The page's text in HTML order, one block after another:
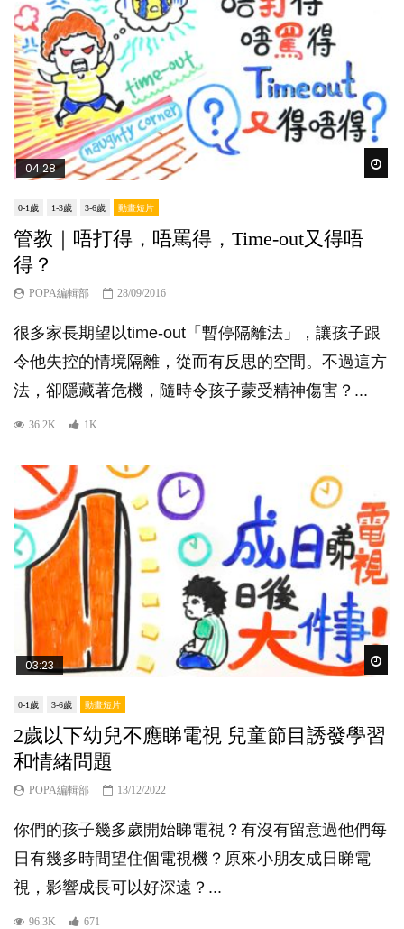
04:28
0-1歲 1-3歲 3-6歲 動畫短片
管教｜唔打得，唔罵得，Time-out又得唔
得？
POPA編輯部 28/09/2016
很多家長期望以time-out「暫停隔離法」，讓孩子跟
令他失控的情境隔離，從而有反思的空間。不過這方
法，卻隱藏著危機，隨時令孩子蒙受精神傷害？...
36.2K 1K
03:23
0-1歲 3-6歲 動畫短片
2歲以下幼兒不應睇電視 兒童節目誘發學習
和情緒問題
POPA編輯部 13/12/2022
你們的孩子幾多歲開始睇電視？有沒有留意過他們每
日有幾多時間望住個電視機？原來小朋友成日睇電
視，影響成長可以好深遠？...
96.3K 671